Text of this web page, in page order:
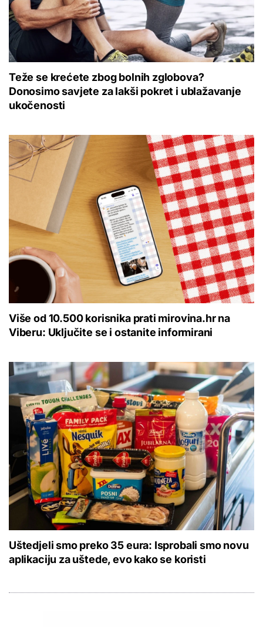
Teže se krećete zbog bolnih zglobova?
Donosimo savjete za lakši pokret i ublažavanje
ukočenosti
Više od 10.500 korisnika prati mirovina.hr na
Viberu: Uključite se i ostanite informirani
Uštedjeli smo preko 35 eura: Isprobali smo novu
aplikaciju za uštede, evo kako se koristi